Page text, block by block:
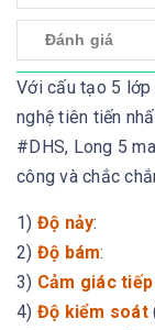
Đánh giá
Với cấu tạo 5
nghệ tiên tiến
#DHS, Long 5
công và chắc
1) Độ nảy:
2) Độ bám:
3) Cảm giác
4) Độ kiểm soát